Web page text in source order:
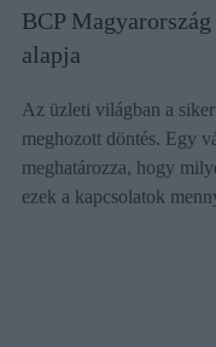
BCP
alapja
Az üzleti világban a
meghozott döntés. Egy
meghatározza, hogy
ezek a kapcsolatok